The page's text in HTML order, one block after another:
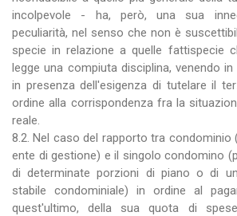
incolpevole - ha, però, una sua
peculiarità, nel senso che non è
specie in relazione a quelle fattispecie
legge una compiuta disciplina, venendo
in presenza dell'esigenza di tutelare il
ordine alla corrispondenza fra la
reale.
8.2. Nel caso del rapporto tra condominio
ente di gestione) e il singolo condomino
di determinate porzioni di piano o di
stabile condominiale) in ordine al
quest'ultimo, della sua quota di